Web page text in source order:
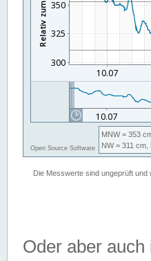
Oder aber auch